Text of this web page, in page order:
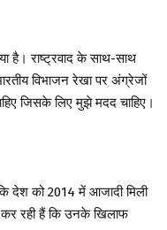
है। राष्ट्रवाद के साथ-साथ
विभाजन रेखा पर अंग्रेजों
जिसके लिए मुझे मदद चाहिए।
देश को 2014 में आजादी मिली
कर रही हैं कि उनके खिलाफ